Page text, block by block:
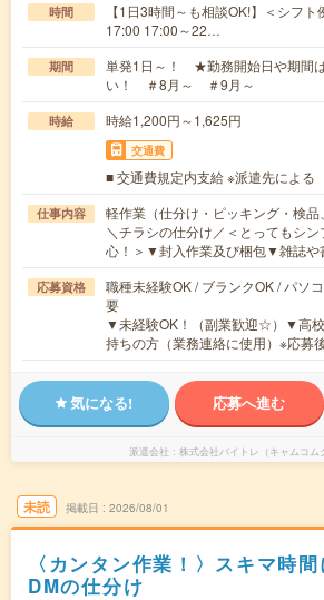
時間
【1日3時間～も相談OK!】＜シフ
17:00 17:00～22…
期間
単発1日～！ ★勤務開始日や期間
い！ ＃8月～ ＃9月～
時給 時給1,200円～1,625円
交通費
■ 交通費規定内支給 ※派遣先による
仕事内容
軽作業（仕分け・ピッキング・検品
＼チラシの仕分け／＜とってもシ
心！＞▼封入作業及び梱包▼雑誌
応募資格
職種未経験OK / ブランクOK / パソ
要
▼未経験OK！（副業歓迎☆）▼高
持ちの方（業務連絡に使用）※応募
気になる! 応募へ進む
派遣会社 株式会社バイトレ（キャムコム
未読 掲載日 2026/08/01
〈カンタン作業！〉スキマ時
DMの仕分け